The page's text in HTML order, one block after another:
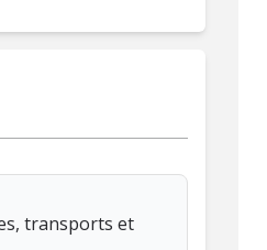
transports et